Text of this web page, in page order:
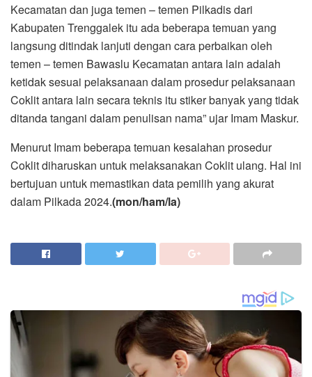
Kecamatan dan juga temen – temen Pilkadis dari
Kabupaten Trenggalek itu ada beberapa temuan yang
langsung ditindak lanjuti dengan cara perbaikan oleh
temen – temen Bawaslu Kecamatan antara lain adalah
ketidak sesuai pelaksanaan dalam prosedur pelaksanaan
Coklit antara lain secara teknis itu stiker banyak yang tidak
ditanda tangani dalam penulisan nama” ujar Imam Maskur.
Menurut Imam beberapa temuan kesalahan prosedur
Coklit diharuskan untuk melaksanakan Coklit ulang. Hal ini
bertujuan untuk memastikan data pemilih yang akurat
dalam Pilkada 2024.(mon/ham/la)